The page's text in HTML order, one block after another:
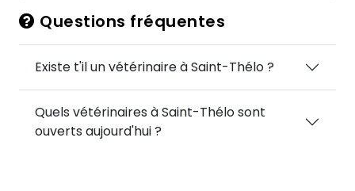
Questions fréquentes
Existe t'il un vétérinaire à Saint-Thélo ?
Quels vétérinaires à Saint-Thélo sont
ouverts aujourd'hui ?